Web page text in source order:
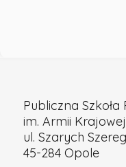
Opolu
Publiczna
im. Armii
ul. Szarych
45-284 Opole